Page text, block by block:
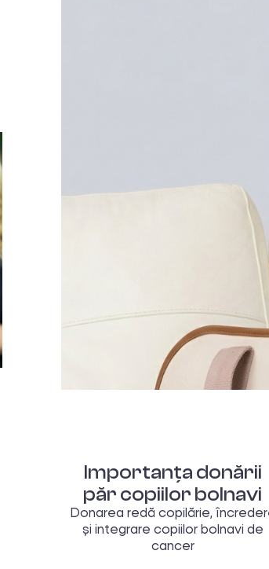
Importanța donării
păr copiilor bolnavi
Donarea redă copilărie,
și integrare copiilor bolnavi de
cancer